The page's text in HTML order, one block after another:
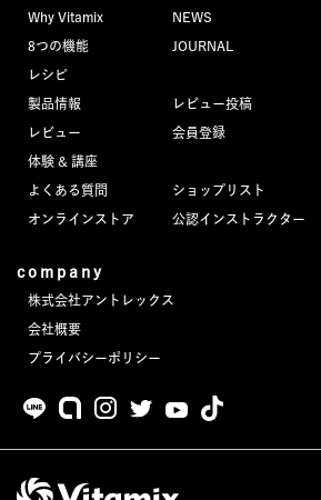
Why Vitamix
8つの機能
レシピ
製品情報
レビュー
体験 & 講座
よくある質問
オンラインストア
NEWS
JOURNAL
レビュー投稿
会員登録
ショップリスト
公認インストラクター
company
株式会社アントレックス
会社概要
プライバシーポリシー